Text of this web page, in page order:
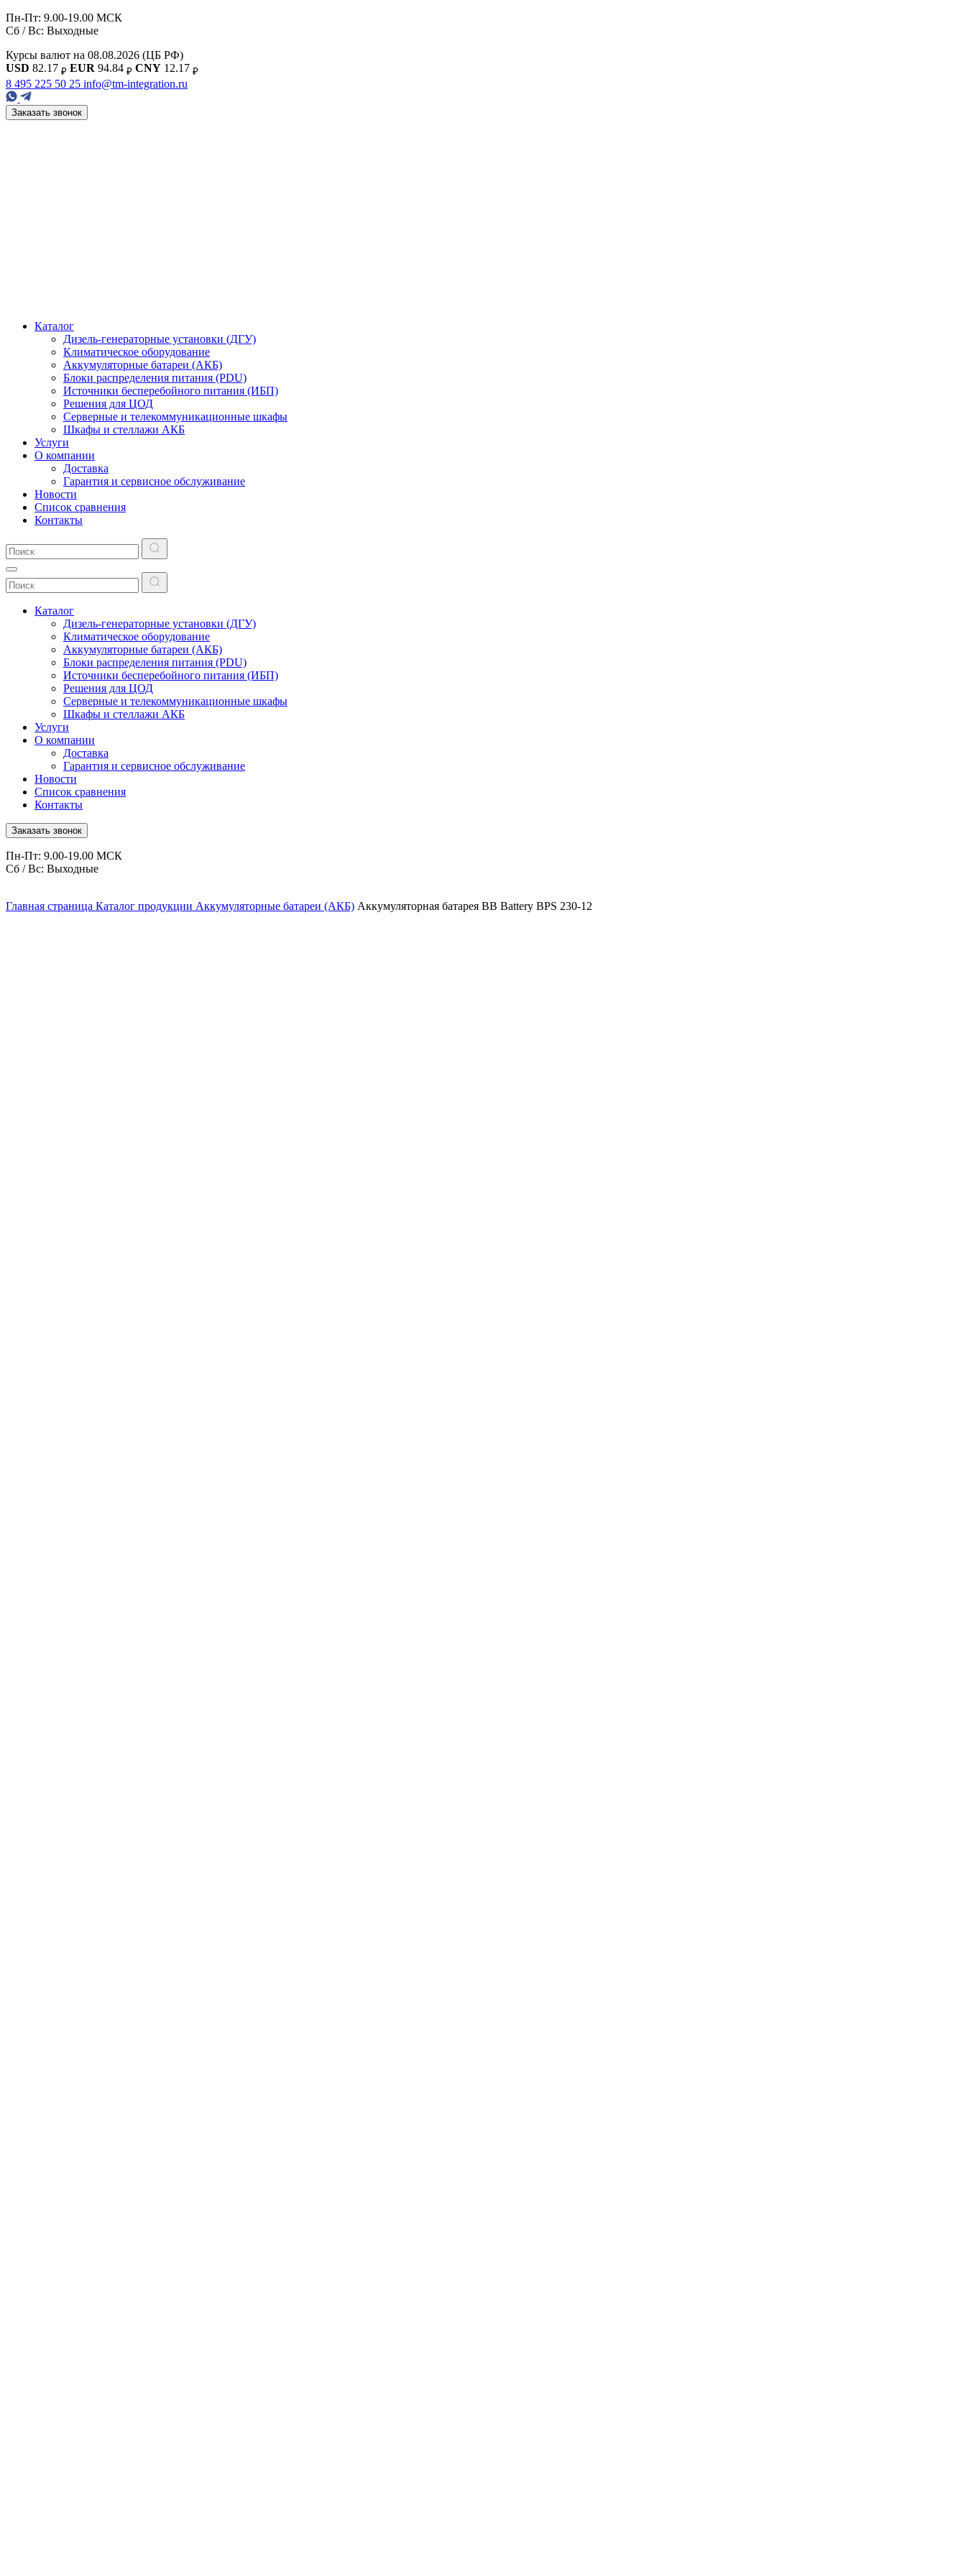
Пн-Пт: 9.00-19.00 МСК
Сб / Вс: Выходные
Курсы валют на 08.08.2026 (ЦБ РФ)
USD 82.17 ₽ EUR 94.84 ₽ CNY 12.17 ₽
8 495 225 50 25 info@tm-integration.ru
Заказать звонок
Каталог
Дизель-генераторные установки (ДГУ)
Климатическое оборудование
Аккумуляторные батареи (АКБ)
Блоки распределения питания (PDU)
Источники бесперебойного питания (ИБП)
Решения для ЦОД
Серверные и телекоммуникационные шкафы
Шкафы и стеллажи АКБ
Услуги
О компании
Доставка
Гарантия и сервисное обслуживание
Новости
Список сравнения
Контакты
Каталог
Дизель-генераторные установки (ДГУ)
Климатическое оборудование
Аккумуляторные батареи (АКБ)
Блоки распределения питания (PDU)
Источники бесперебойного питания (ИБП)
Решения для ЦОД
Серверные и телекоммуникационные шкафы
Шкафы и стеллажи АКБ
Услуги
О компании
Доставка
Гарантия и сервисное обслуживание
Новости
Список сравнения
Контакты
Заказать звонок
Пн-Пт: 9.00-19.00 МСК
Сб / Вс: Выходные
Главная страница Каталог продукции Аккумуляторные батареи (АКБ) Аккумуляторная батарея BB Battery BPS 230-12